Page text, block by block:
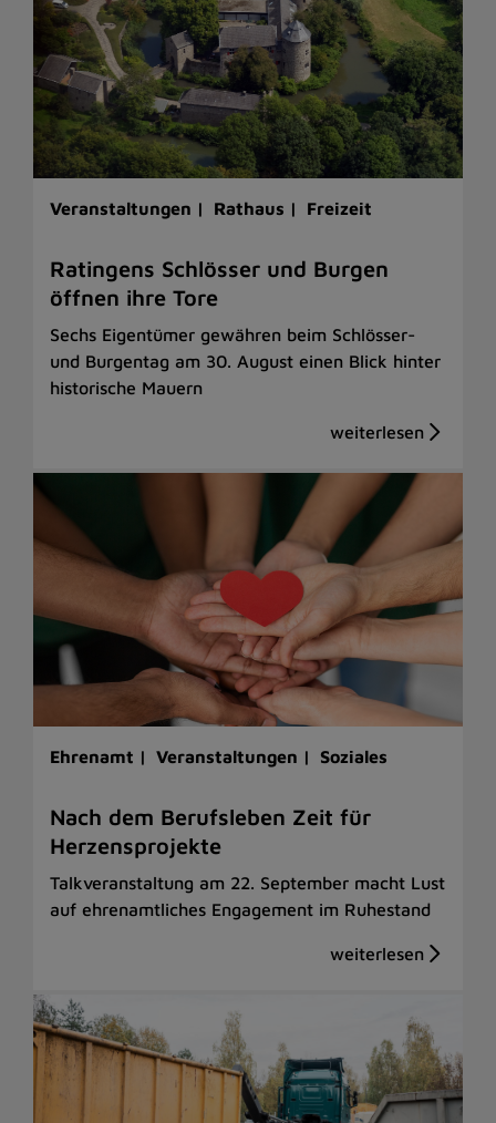
Veranstaltungen | Rathaus | Freizeit
Ratingens Schlösser und Burgen
öffnen ihre Tore
Sechs Eigentümer gewähren beim Schlösser-
und Burgentag am 30. August einen Blick hinter
historische Mauern
Ehrenamt | Veranstaltungen | Soziales
Nach dem Berufsleben Zeit für
Herzensprojekte
Talkveranstaltung am 22. September macht Lust
auf ehrenamtliches Engagement im Ruhestand